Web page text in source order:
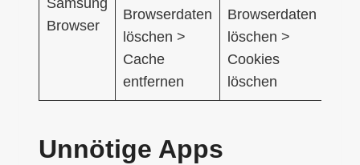
Samsung
Browser
Browserdaten
löschen >
Cache
entfernen
Browserdaten
löschen >
Cookies
löschen
Unnötige Apps